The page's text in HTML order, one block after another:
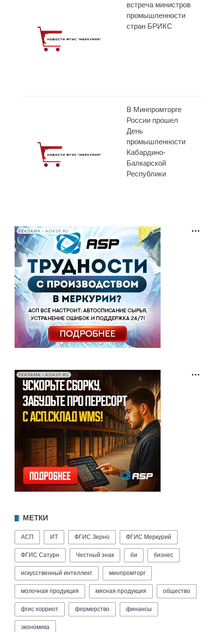
встреча министров
промышленности
стран БРИКС
В Минпромторге
России прошел
День
промышленности
Кабардино-
Балкарской
Республики
РЕКЛАМА • AOASP.RU
РЕКЛАМА • AOASP.RU
МЕТКИ
АСП ИТ ФГИС Зерно ФГИС Меркурий
ФГИС Сатурн Честный знак би бизнес
искусственный интеллект минпромторг
молочная продукция мясная продукция общество
фгис хорриот фермерство финансы
экономика